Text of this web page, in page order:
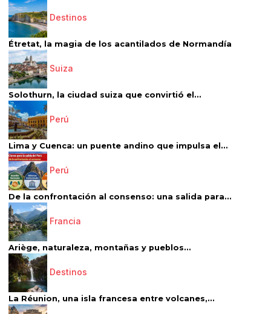
Destinos
Étretat, la magia de los acantilados de Normandía
Suiza
Solothurn, la ciudad suiza que convirtió el...
Perú
Lima y Cuenca: un puente andino que impulsa el...
Perú
De la confrontación al consenso: una salida para...
Francia
Ariège, naturaleza, montañas y pueblos...
Destinos
La Réunion, una isla francesa entre volcanes,...